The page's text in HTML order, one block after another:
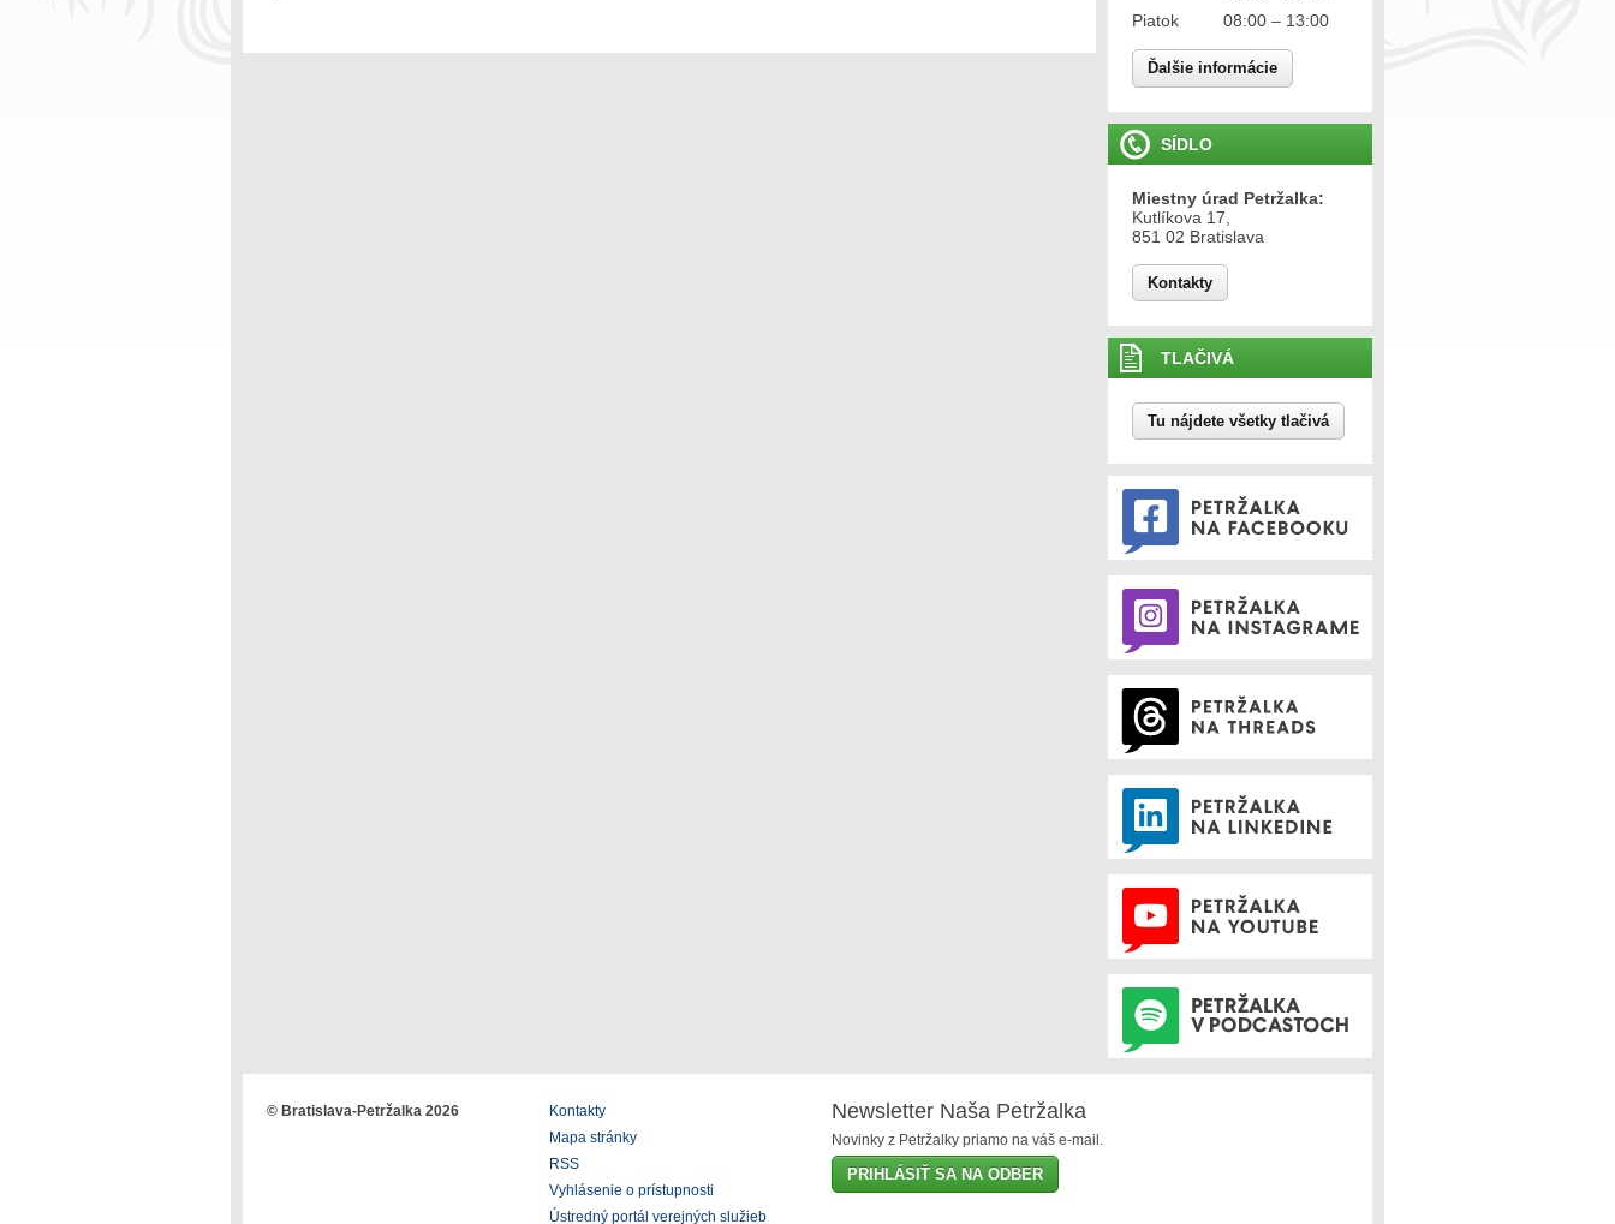
Piatok
08:00 – 13:00
Ďalšie informácie
SÍDLO
Miestny úrad Petržalka:
Kutlíkova 17,
851 02 Bratislava
Kontakty
TLAČIVÁ
Tu nájdete všetky tlačivá
© Bratislava-Petržalka 2026
Kontakty
Mapa stránky
RSS
Vyhlásenie o prístupnosti
Ústredný portál verejných služieb
Newsletter Naša Petržalka
Novinky z Petržalky priamo na váš e-mail.
PRIHLÁSIŤ SA NA ODBER